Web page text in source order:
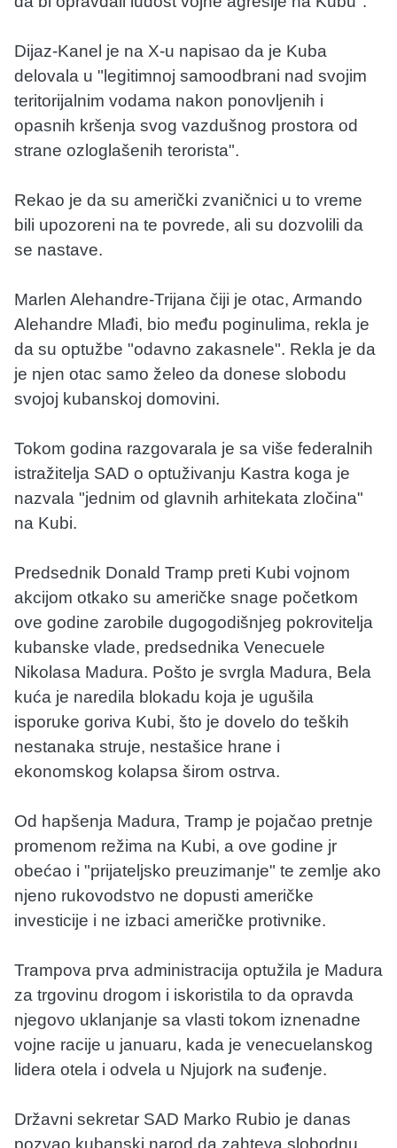
Dijaz-Kanel je na X-u napisao da je Kuba
delovala u "legitimnoj samoodbrani nad svojim
teritorijalnim vodama nakon ponovljenih i
opasnih kršenja svog vazdušnog prostora od
strane ozloglašenih terorista".
Rekao je da su američki zvaničnici u to vreme
bili upozoreni na te povrede, ali su dozvolili da
se nastave.
Marlen Alehandre-Trijana čiji je otac, Armando
Alehandre Mlađi, bio među poginulima, rekla je
da su optužbe "odavno zakasnele". Rekla je da
je njen otac samo želeo da donese slobodu
svojoj kubanskoj domovini.
Tokom godina razgovarala je sa više federalnih
istražitelja SAD o optuživanju Kastra koga je
nazvala "jednim od glavnih arhitekata zločina"
na Kubi.
Predsednik Donald Tramp preti Kubi vojnom
akcijom otkako su američke snage početkom
ove godine zarobile dugogodišnjeg pokrovitelja
kubanske vlade, predsednika Venecuele
Nikolasa Madura. Pošto je svrgla Madura, Bela
kuća je naredila blokadu koja je ugušila
isporuke goriva Kubi, što je dovelo do teških
nestanaka struje, nestašice hrane i
ekonomskog kolapsa širom ostrva.
Od hapšenja Madura, Tramp je pojačao pretnje
promenom režima na Kubi, a ove godine jr
obećao i "prijateljsko preuzimanje" te zemlje ako
njeno rukovodstvo ne dopusti američke
investicije i ne izbaci američke protivnike.
Trampova prva administracija optužila je Madura
za trgovinu drogom i iskoristila to da opravda
njegovo uklanjanje sa vlasti tokom iznenadne
vojne racije u januaru, kada je venecuelanskog
lidera otela i odvela u Njujork na suđenje.
Državni sekretar SAD Marko Rubio je danas